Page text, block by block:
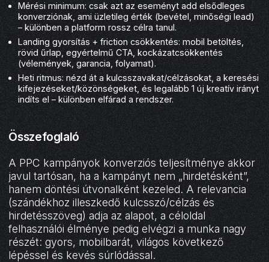
Mérési minimum: csak azt az eseményt add elsődleges
konverziónak, ami üzletileg érték (bevétel, minőségi lead)
– különben a platform rossz célra tanul.
Landing gyorsítás + friction csökkentés: mobil betöltés,
rövid űrlap, egyértelmű CTA, kockázatcsökkentés
(vélemények, garancia, folyamat).
Heti ritmus: nézd át a kulcsszavakat/célzásokat, a keresési
kifejezéseket/közönségeket, és legalább 1 új kreatív irányt
indíts el – különben elfárad a rendszer.
Összefoglaló
A PPC kampányok konverziós teljesítménye akkor
javul tartósan, ha a kampányt nem „hirdetésként”,
hanem döntési útvonalként kezeled. A relevancia
(szándékhoz illeszkedő kulcsszó/célzás és
hirdetésszöveg) adja az alapot, a céloldal
felhasználói élménye pedig elvégzi a munka nagy
részét: gyors, mobilbarát, világos következő
lépéssel és kevés súrlódással.